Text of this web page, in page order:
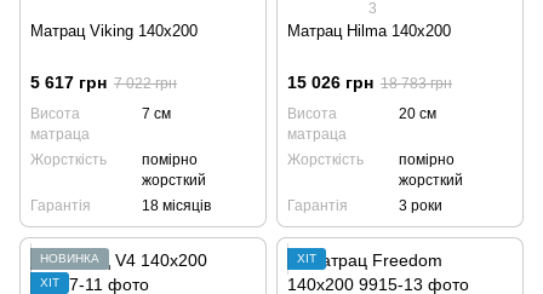
Матрац Viking 140x200
5 617 грн 7 022 грн
Висота
матраца
7 см
Жорсткість
помірно
жорсткий
Гарантія
18 місяців
3
Матрац Hilma 140x200
15 026 грн 18 783 грн
Висота
матраца
20 см
Жорсткість
помірно
жорсткий
Гарантія
3 роки
НОВИНКА
ХІТ
ХІТ